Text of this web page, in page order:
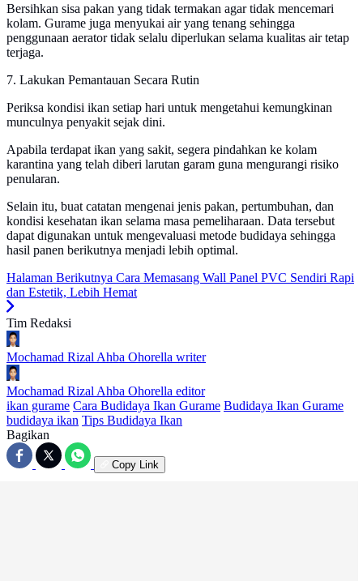
Bersihkan sisa pakan yang tidak termakan agar tidak mencemari
kolam. Gurame juga menyukai air yang tenang sehingga
penggunaan aerator tidak selalu diperlukan selama kualitas air tetap
terjaga.
7. Lakukan Pemantauan Secara Rutin
Periksa kondisi ikan setiap hari untuk mengetahui kemungkinan
munculnya penyakit sejak dini.
Apabila terdapat ikan yang sakit, segera pindahkan ke kolam
karantina yang telah diberi larutan garam guna mengurangi risiko
penularan.
Selain itu, buat catatan mengenai jenis pakan, pertumbuhan, dan
kondisi kesehatan ikan selama masa pemeliharaan. Data tersebut
dapat digunakan untuk mengevaluasi metode budidaya sehingga
hasil panen berikutnya menjadi lebih optimal.
Halaman Berikutnya Cara Memasang Wall Panel PVC Sendiri Rapi
dan Estetik, Lebih Hemat
Tim Redaksi
Mochamad Rizal Ahba Ohorella writer
Mochamad Rizal Ahba Ohorella editor
ikan gurame Cara Budidaya Ikan Gurame Budidaya Ikan Gurame
budidaya ikan Tips Budidaya Ikan
Bagikan
Copy Link